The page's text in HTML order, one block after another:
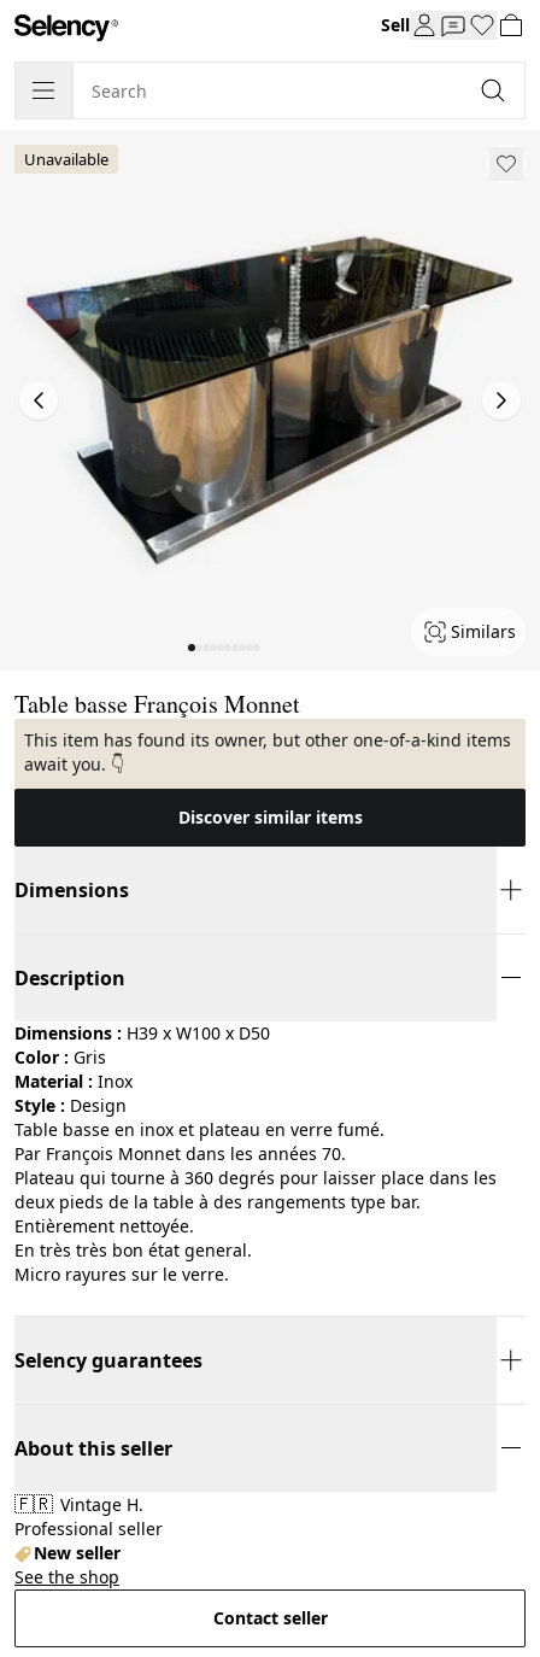
Sell
Unavailable
Similars
Table basse François Monnet
This item has found its owner, but other one-of-a-kind items
await you. 👇
Discover similar items
Dimensions
Description
Dimensions : H39 x W100 x D50
Color :
gris
Material : inox
Style :
design
Table basse en inox et plateau en verre fumé.
Par François Monnet dans les années 70.
Plateau qui tourne à 360 degrés pour laisser place dans les
deux pieds de la table à des rangements type bar.
Entièrement nettoyée.
En très très bon état general.
Micro rayures sur le verre.
Selency guarantees
About this seller
🇫🇷 Vintage H.
Professional seller
New seller
See the shop
Contact seller